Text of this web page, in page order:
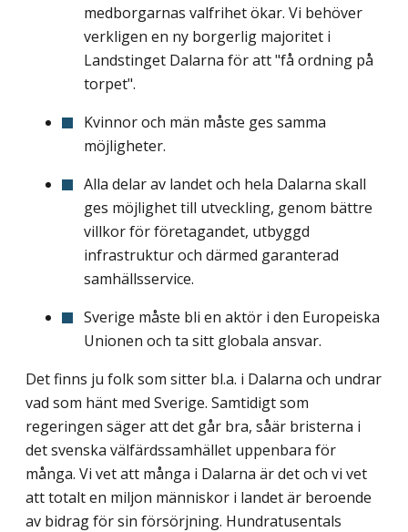
medborgarnas valfrihet ökar. Vi behöver
verkligen en ny borgerlig majoritet i
Landstinget Dalarna för att "få ordning på
torpet".
Kvinnor och män måste ges samma
möjligheter.
Alla delar av landet och hela Dalarna skall
ges möjlighet till utveckling, genom bättre
villkor för företagandet, utbyggd
infrastruktur och därmed garanterad
samhällsservice.
Sverige måste bli en aktör i den Europeiska
Unionen och ta sitt globala ansvar.
Det finns ju folk som sitter bl.a. i Dalarna och undrar
vad som hänt med Sverige. Samtidigt som
regeringen säger att det går bra, såär bristerna i
det svenska välfärdssamhället uppenbara för
många. Vi vet att många i Dalarna är det och vi vet
att totalt en miljon människor i landet är beroende
av bidrag för sin försörjning. Hundratusentals